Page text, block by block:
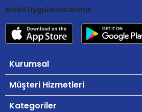
Mobil Uygulamalarımız
Kurumsal
Müşteri Hizmetleri
Kategoriler